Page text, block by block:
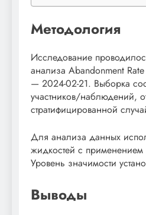
Методология
Исследование
анализа Abandonment
— 2024-02-21. Выборка
участников/наблюдений,
стратифицированной
Для анализа данных
жидкостей с
Уровень значимости
Выводы